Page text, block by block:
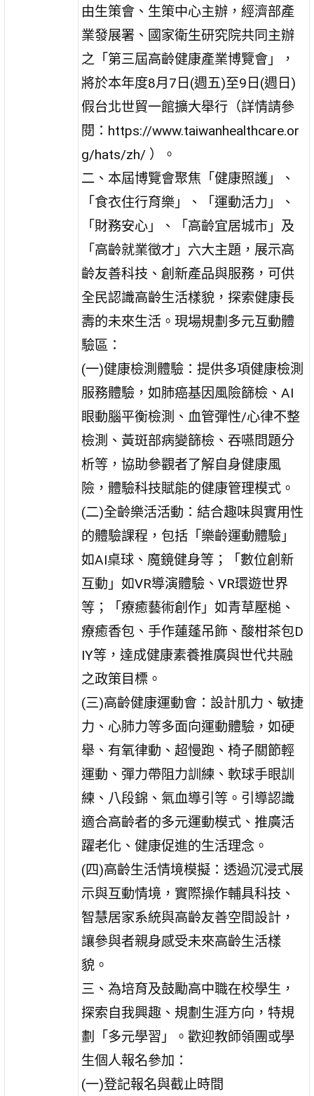
由生策會、生策中心主辦，經濟部產
業發展署、國家衛生研究院共同主辦
之「第三屆高齡健康產業博覽會」，
將於本年度8月7日(週五)至9日(週日)
假台北世貿一館擴大舉行（詳情請參
閱：https://www.taiwanhealthcare.or
g/hats/zh/ ）。
二、本屆博覽會聚焦「健康照護」、
「食衣住行育樂」、「運動活力」、
「財務安心」、「高齡宜居城市」及
「高齡就業徵才」六大主題，展示高
齡友善科技、創新產品與服務，可供
全民認識高齡生活樣貌，探索健康長
壽的未來生活。現場規劃多元互動體
驗區：
(一)健康檢測體驗：提供多項健康檢測
服務體驗，如肺癌基因風險篩檢、AI
眼動腦平衡檢測、血管彈性/心律不整
檢測、黃斑部病變篩檢、吞嚥問題分
析等，協助參觀者了解自身健康風
險，體驗科技賦能的健康管理模式。
(二)全齡樂活活動：結合趣味與實用性
的體驗課程，包括「樂齡運動體驗」
如AI桌球、魔鏡健身等；「數位創新
互動」如VR導演體驗、VR環遊世界
等；「療癒藝術創作」如青草壓槌、
療癒香包、手作蓮蓬吊飾、酸柑茶包D
IY等，達成健康素養推廣與世代共融
之政策目標。
(三)高齡健康運動會：設計肌力、敏捷
力、心肺力等多面向運動體驗，如硬
舉、有氧律動、超慢跑、椅子關節輕
運動、彈力帶阻力訓練、軟球手眼訓
練、八段錦、氣血導引等。引導認識
適合高齡者的多元運動模式、推廣活
躍老化、健康促進的生活理念。
(四)高齡生活情境模擬：透過沉浸式展
示與互動情境，實際操作輔具科技、
智慧居家系統與高齡友善空間設計，
讓參與者親身感受未來高齡生活樣
貌。
三、為培育及鼓勵高中職在校學生，
探索自我興趣、規劃生涯方向，特規
劃「多元學習」。歡迎教師領團或學
生個人報名參加：
(一)登記報名與截止時間